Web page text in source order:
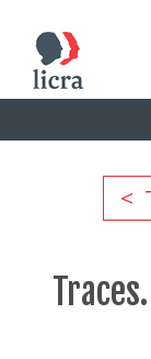
Aller
contenu